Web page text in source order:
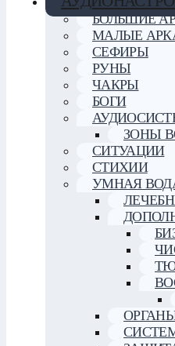
БОЛЬШИЕ
МАЛЫЕ
СЕФИРЫ
РУНЫ
ЧАКРЫ
БОГИ
ЗОНЫ
СИТУАЦИИ
СТИХИИ
УМНАЯ